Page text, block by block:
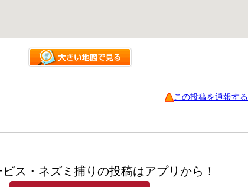
この投稿を通報する
ス・ネズミ捕りの投稿はアプリから！